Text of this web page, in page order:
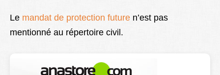
Le mandat de protection future n’est pas
mentionné au répertoire civil.